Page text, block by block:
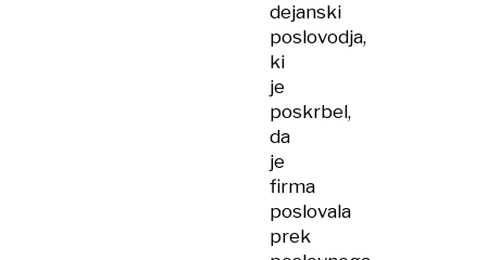
dejanski
poslovodja,
ki
je
poskrbel,
da
je
firma
poslovala
prek